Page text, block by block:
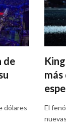
de
dólares
El